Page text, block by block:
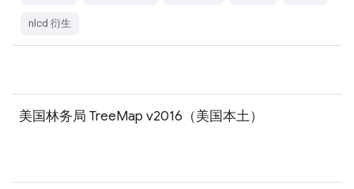
nlcd 衍生
美国林务局 TreeMap v2016（美国本土）